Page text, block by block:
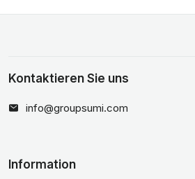
Kontaktieren Sie uns
info@groupsumi.com
Information